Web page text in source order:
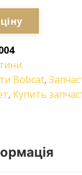
Bobcat,
, Купить